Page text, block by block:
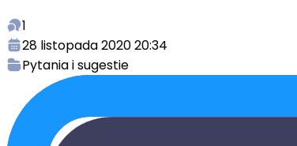
1
28 listopada 2020 20:34
Pytania i sugestie